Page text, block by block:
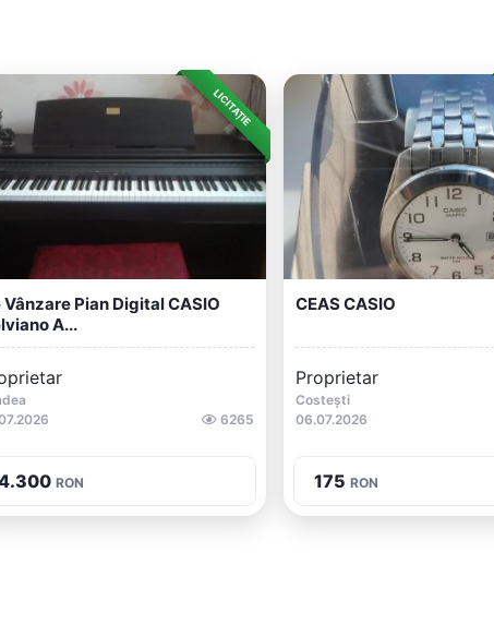
LICITAȚIE
Vânzare Pian Digital CASIO
A...
6265
RON
CEAS CASIO
Proprietar
Costești
06.07.2026
175 RON